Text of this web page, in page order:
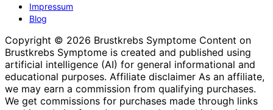
Impressum
Blog
Copyright © 2026 Brustkrebs Symptome Content on
Brustkrebs Symptome is created and published using
artificial intelligence (AI) for general informational and
educational purposes. Affiliate disclaimer As an affiliate,
we may earn a commission from qualifying purchases.
We get commissions for purchases made through links